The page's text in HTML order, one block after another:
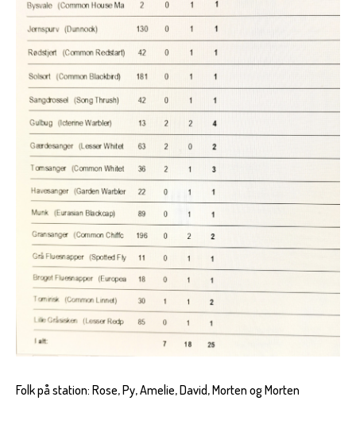
Folk på station: Rose, Py, Amelie, David, Morten og Morten